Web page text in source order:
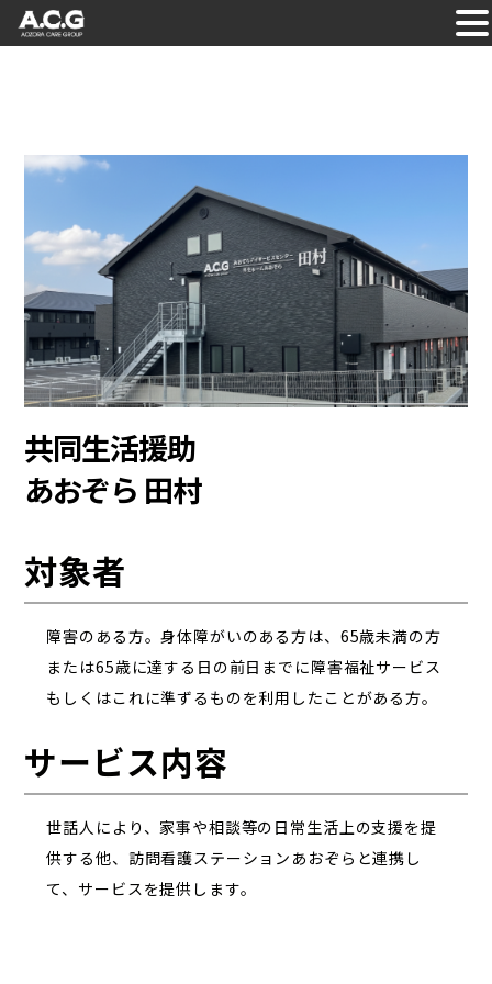
Skip
content
共同生活援助
あおぞら 田村
対象者
障害のある方。身体障がいのある方は、65歳未満の方
または65歳に達する日の前日までに障害福祉サービス
もしくはこれに準ずるものを利用したことがある方。
サービス内容
世話人により、家事や相談等の日常生活上の支援を提
供する他、訪問看護ステーションあおぞらと連携し
て、サービスを提供します。